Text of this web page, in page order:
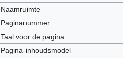
Naamruimte
Paginanummer
Taal voor de pagina
Pagina-inhoudsmodel